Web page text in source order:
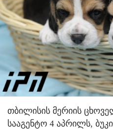
თბილისის მერიის
სააგენტო 4 აპრილს,